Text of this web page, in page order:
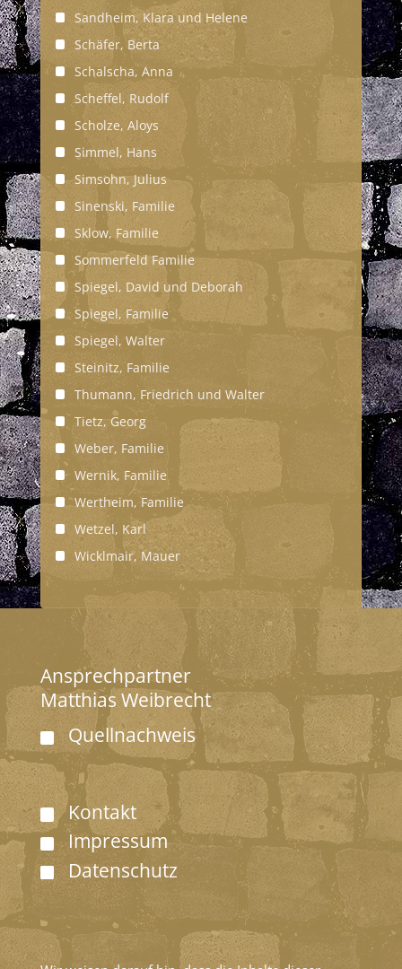
Sandheim, Klara und Helene
Schäfer, Berta
Schalscha, Anna
Scheffel, Rudolf
Scholze, Aloys
Simmel, Hans
Simsohn, Julius
Sinenski, Familie
Sklow, Familie
Sommerfeld Familie
Spiegel, David und Deborah
Spiegel, Familie
Spiegel, Walter
Steinitz, Familie
Thumann, Friedrich und Walter
Tietz, Georg
Weber, Familie
Wernik, Familie
Wertheim, Familie
Wetzel, Karl
Wicklmair, Mauer
Ansprechpartner
Matthias Weibrecht
Quellnachweis
Kontakt
Impressum
Datenschutz